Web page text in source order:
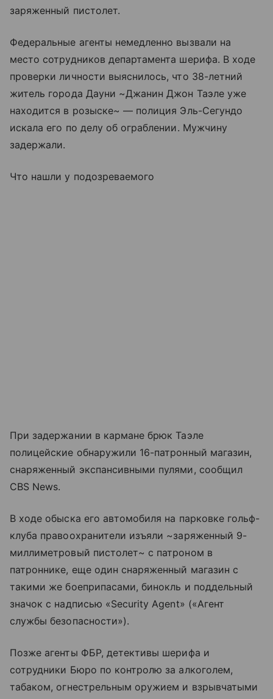
заряженный пистолет.
Федеральные агенты немедленно вызвали на
место сотрудников департамента шерифа. В ходе
проверки личности выяснилось, что 38-летний
житель города Дауни ~Джанин Джон Таэле уже
находится в розыске~ — полиция Эль-Сегундо
искала его по делу об ограблении. Мужчину
задержали.
Что нашли у подозреваемого
При задержании в кармане брюк Таэле
полицейские обнаружили 16-патронный магазин,
снаряженный экспансивными пулями, сообщил
CBS News.
В ходе обыска его автомобиля на парковке гольф-
клуба правоохранители изъяли ~заряженный 9-
миллиметровый пистолет~ с патроном в
патроннике, еще один снаряженный магазин с
такими же боеприпасами, бинокль и поддельный
значок с надписью «Security Agent» («Агент
службы безопасности»).
Позже агенты ФБР, детективы шерифа и
сотрудники Бюро по контролю за алкоголем,
табаком, огнестрельным оружием и взрывчатыми